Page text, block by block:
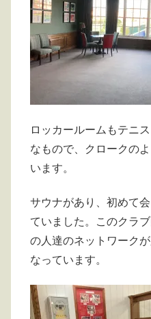
ロッカールームもテニ
なもので、クロークの
います。
サウナがあり、初めて
ていました。このクラ
の人達のネットワーク
なっています。